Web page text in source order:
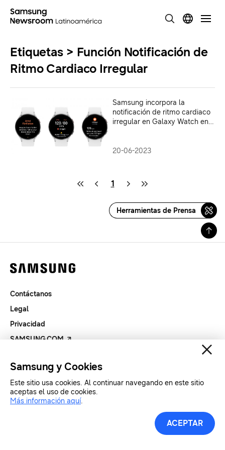
Etiquetas > Función Notificación de
Ritmo Cardiaco Irregular
Samsung incorpora la
notificación de ritmo cardiaco
irregular en Galaxy Watch en
20-06-2023
1
Herramientas de Prensa
Contáctanos
Legal
Privacidad
SAMSUNG.COM
Copyright© SAMSUNG All Rights Reserved.
Samsung y Cookies
Este sitio usa cookies. Al continuar navegando en este sitio
aceptas el uso de cookies.
Más información aquí.
ACEPTAR